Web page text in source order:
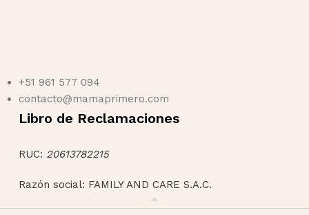
+51 961 577 094
contacto@mamaprimero.com
Libro de Reclamaciones
RUC: 20613782215
Razón social: FAMILY AND CARE S.A.C.